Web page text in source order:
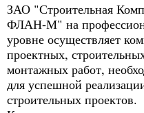
ЗАО "Строительная
ФЛАН-М" на
уровне осуществляет
проектных,
монтажных работ,
для успешной
строительных проектов.